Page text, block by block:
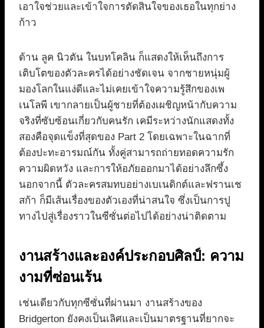
เอาใจช่วยและเข้าใจการตัดสินใจของเธอในทุกย่าง
ก้าว
ด้าน ลูค นิวตัน ในบทโคลิน ก็แสดงให้เห็นถึงการ
เติบโตของตัวละครได้อย่างชัดเจน จากชายหนุ่มผู้
มองโลกในแง่ดีและไม่เคยเข้าใจความรู้สึกของเพ
เนโลพี เขากลายเป็นผู้ชายที่ต้องเผชิญหน้ากับความ
จริงที่ซับซ้อนเกี่ยวกับคนรัก เคมีระหว่างนักแสดงทั้ง
สองคือจุดแข็งที่สุดของ Part 2 โดยเฉพาะในฉากที่
ต้องปะทะอารมณ์กัน ทั้งคู่สามารถถ่ายทอดความรัก
ความผิดหวัง และการให้อภัยออกมาได้อย่างลึกซึ้ง
นอกจากนี้ ตัวละครสมทบอย่างเบเนดิกต์และฟรานเช
สก้า ก็มีเส้นเรื่องของตัวเองที่น่าสนใจ ซึ่งเป็นการปู
ทางไปสู่เรื่องราวในซีซั่นต่อไปได้อย่างน่าติดตาม
งานสร้างและองค์ประกอบศิลป์: ความ
งามที่ซ่อนเร้น
เช่นเดียวกับทุกซีซั่นที่ผ่านมา งานสร้างของ
Bridgerton ยังคงเป็นเลิศและเป็นมาตรฐานที่ยากจะ